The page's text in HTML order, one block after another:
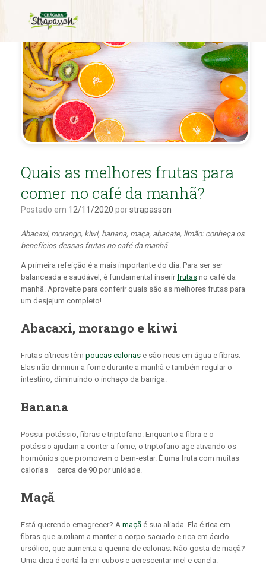
Quais as melhores frutas para
comer no café da manhã?
Postado em 12/11/2020 porstrapasson
Abacaxi, morango, kiwi, banana, maça, abacate, limão: conheça os
benefícios dessas frutas no café da manhã
A primeira refeição é a mais importante do dia. Para ser ser
balanceada e saudável, é fundamental inserirfrutas no café da
manhã. Aproveite para conferir quais são as melhores frutas para
um desjejum completo!
Abacaxi, morango e kiwi
Frutas cítricas têm poucas calorias e são ricas em água e fibras.
Elas irão diminuir a fome durante a manhã e também regular o
intestino, diminuindo o inchaço da barriga.
Banana
Possui potássio, fibras e triptofano. Enquanto a fibra e o
potássio ajudam a conter a fome, o triptofano age ativando os
hormônios que promovem o bem-estar. É uma fruta com muitas
calorias – cerca de 90 por unidade.
Maçã
Está querendo emagrecer? A maçã é sua aliada. Ela é rica em
fibras que auxiliam a manter o corpo saciado e rica em ácido
ursólico, que aumenta a queima de calorias. Não gosta de maçã?
Uma dica é cortá-la em cubos e acrescentar mel e canela.